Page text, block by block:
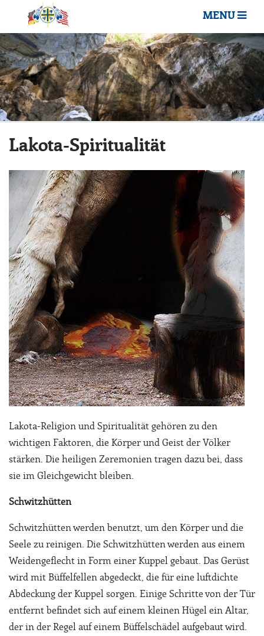
MENU
Lakota-Spiritualität
Lakota-Religion und Spiritualität gehören zu den
wichtigen Faktoren, die Körper und Geist der Völker
stärken. Die heiligen Zeremonien tragen dazu bei, dass
sie im Gleichgewicht bleiben.
Schwitzhütten
Schwitzhütten werden benutzt, um den Körper und die
Seele zu reinigen. Die Schwitzhütten werden aus einem
Weidengeflecht in Form einer Kuppel gebaut. Das Gerüst
wird mit Büffelfellen abgedeckt, die für eine luftdichte
Abdeckung der Kuppel sorgen. Einige Schritte von der Tür
entfernt befindet sich auf einem kleinen Hügel ein Altar,
der in der Regel auf einem Büffelschädel aufgebaut wird.